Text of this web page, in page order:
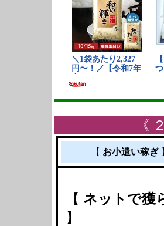
【 お小遣い稼ぎ
【 ネットで獲
】